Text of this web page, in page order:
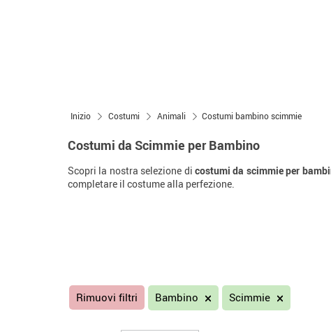
Inizio Costumi Animali Costumi bambino scimmie
Costumi da Scimmie per Bambino
Scopri la nostra selezione di costumi da scimmie per
completare il costume alla perfezione.
Rimuovi filtri Bambino Scimmie